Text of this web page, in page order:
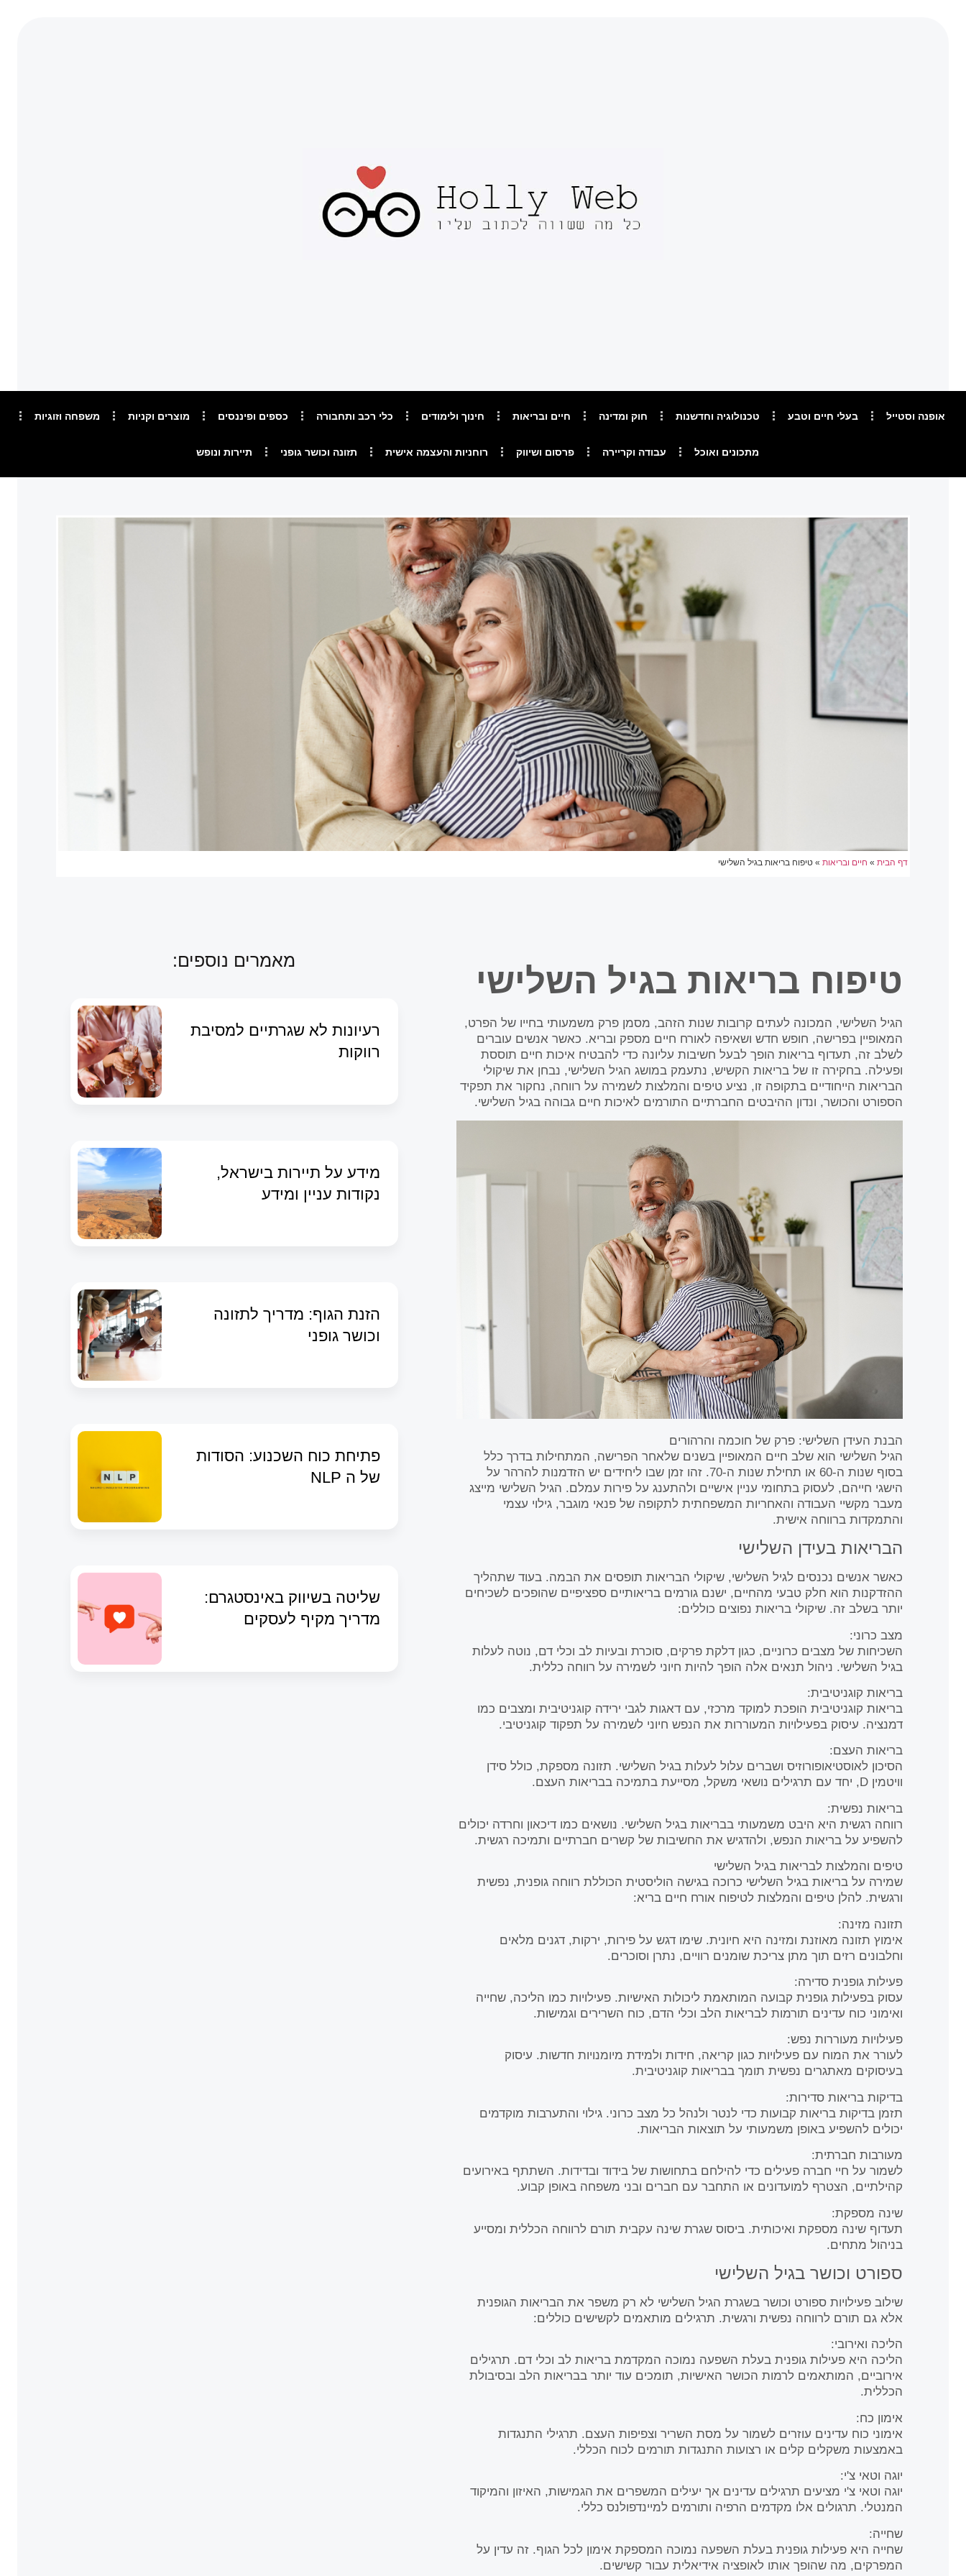
אופנה וסטייל בעלי חיים וטבע טכנולוגיה וחדשנות חוק ומדינה חיים ובריאות חינוך ולימודים כלי רכב ותחבורה כספים ופיננסים מוצרים וקניות משפחה וזוגיות
מתכונים ואוכל עבודה וקריירה פרסום ושיווק רוחניות והעצמה אישית תזונה וכושר גופני תיירות ונופש
דף הבית» חיים ובריאות» טיפוח בריאות בגיל השלישי
טיפוח בריאות בגיל השלישי
הגיל השלישי, המכונה לעתים קרובות שנות הזהב, מסמן פרק משמעותי בחייו של הפרט,
המאופיין בפרישה, חופש חדש ושאיפה לאורח חיים מספק ובריא. כאשר אנשים עוברים
לשלב זה, תעדוף בריאות הופך לבעל חשיבות עליונה כדי להבטיח איכות חיים תוססת
ופעילה. בחקירה זו של בריאות הקשיש, נתעמק במושג הגיל השלישי, נבחן את שיקולי
הבריאות הייחודיים בתקופה זו, נציע טיפים והמלצות לשמירה על רווחה, נחקור את תפקיד
הספורט והכושר, ונדון ההיבטים החברתיים התורמים לאיכות חיים גבוהה בגיל השלישי.
הבנת העידן השלישי: פרק של חוכמה והרהורים
הגיל השלישי הוא שלב חיים המאופיין בשנים שלאחר הפרישה, המתחילות בדרך כלל
בסוף שנות ה-60 או תחילת שנות ה-70. זהו זמן שבו ליחידים יש הזדמנות להרהר על
הישגי חייהם, לעסוק בתחומי עניין אישיים ולהתענג על פירות עמלם. הגיל השלישי מייצג
מעבר מקשיי העבודה והאחריות המשפחתית לתקופה של פנאי מוגבר, גילוי עצמי
והתמקדות ברווחה אישית.
הבריאות בעידן השלישי
כאשר אנשים נכנסים לגיל השלישי, שיקולי הבריאות תופסים את הבמה. בעוד שתהליך
ההזדקנות הוא חלק טבעי מהחיים, ישנם גורמים בריאותיים ספציפיים שהופכים לשכיחים
יותר בשלב זה. שיקולי בריאות נפוצים כוללים:
מצב כרוני:
השכיחות של מצבים כרוניים, כגון דלקת פרקים, סוכרת ובעיות לב וכלי דם, נוטה לעלות
בגיל השלישי. ניהול תנאים אלה הופך להיות חיוני לשמירה על רווחה כללית.
בריאות קוגניטיבית:
בריאות קוגניטיבית הופכת למוקד מרכזי, עם דאגות לגבי ירידה קוגניטיבית ומצבים כמו
דמנציה. עיסוק בפעילויות המעוררות את הנפש חיוני לשמירה על תפקוד קוגניטיבי.
בריאות העצם:
הסיכון לאוסטיאופורוזיס ושברים עלול לעלות בגיל השלישי. תזונה מספקת, כולל סידן
וויטמין D, יחד עם תרגילים נושאי משקל, מסייעת בתמיכה בבריאות העצם.
בריאות נפשית:
רווחה רגשית היא היבט משמעותי בבריאות בגיל השלישי. נושאים כמו דיכאון וחרדה יכולים
להשפיע על בריאות הנפש, ולהדגיש את החשיבות של קשרים חברתיים ותמיכה רגשית.
טיפים והמלצות לבריאות בגיל השלישי
שמירה על בריאות בגיל השלישי כרוכה בגישה הוליסטית הכוללת רווחה גופנית, נפשית
ורגשית. להלן טיפים והמלצות לטיפוח אורח חיים בריא:
תזונה מזינה:
אימוץ תזונה מאוזנת ומזינה היא חיונית. שימו דגש על פירות, ירקות, דגנים מלאים
וחלבונים רזים תוך מתן צריכת שומנים רוויים, נתרן וסוכרים.
פעילות גופנית סדירה:
עסוק בפעילות גופנית קבועה המותאמת ליכולות האישיות. פעילויות כמו הליכה, שחייה
ואימוני כוח עדינים תורמות לבריאות הלב וכלי הדם, כוח השרירים וגמישות.
פעילויות מעוררות נפש:
לעורר את המוח עם פעילויות כגון קריאה, חידות ולמידת מיומנויות חדשות. עיסוק
בעיסוקים מאתגרים נפשית תומך בבריאות קוגניטיבית.
בדיקות בריאות סדירות:
תזמן בדיקות בריאות קבועות כדי לנטר ולנהל כל מצב כרוני. גילוי והתערבות מוקדמים
יכולים להשפיע באופן משמעותי על תוצאות הבריאות.
מעורבות חברתית:
לשמור על חיי חברה פעילים כדי להילחם בתחושות של בידוד ובדידות. השתתף באירועים
קהילתיים, הצטרף למועדונים או התחבר עם חברים ובני משפחה באופן קבוע.
שינה מספקת:
תעדוף שינה מספקת ואיכותית. ביסוס שגרת שינה עקבית תורם לרווחה הכללית ומסייע
בניהול מתחים.
ספורט וכושר בגיל השלישי
שילוב פעילויות ספורט וכושר בשגרת הגיל השלישי לא רק משפר את הבריאות הגופנית
אלא גם תורם לרווחה נפשית ורגשית. תרגילים מותאמים לקשישים כוללים:
הליכה ואירובי:
הליכה היא פעילות גופנית בעלת השפעה נמוכה המקדמת בריאות לב וכלי דם. תרגילים
אירוביים, המותאמים לרמות הכושר האישיות, תומכים עוד יותר בבריאות הלב ובסיבולת
הכללית.
אימון כח:
אימוני כוח עדינים עוזרים לשמור על מסת השריר וצפיפות העצם. תרגילי התנגדות
באמצעות משקלים קלים או רצועות התנגדות תורמים לכוח הכללי.
יוגה וטאי צ'י:
יוגה וטאי צ'י מציעים תרגילים עדינים אך יעילים המשפרים את הגמישות, האיזון והמיקוד
המנטלי. תרגולים אלו מקדמים הרפיה ותורמים למיינדפולנס כללי.
שחייה:
שחייה היא פעילות גופנית בעלת השפעה נמוכה המספקת אימון לכל הגוף. זה עדין על
המפרקים, מה שהופך אותו לאופציה אידיאלית עבור קשישים.
מאמרים נוספים:
רעיונות לא שגרתיים למסיבת
רווקות
מידע על תיירות בישראל,
נקודות עניין ומידע
הזנת הגוף: מדריך לתזונה
וכושר גופני
פתיחת כוח השכנוע: הסודות
של ה NLP
שליטה בשיווק באינסטגרם:
מדריך מקיף לעסקים